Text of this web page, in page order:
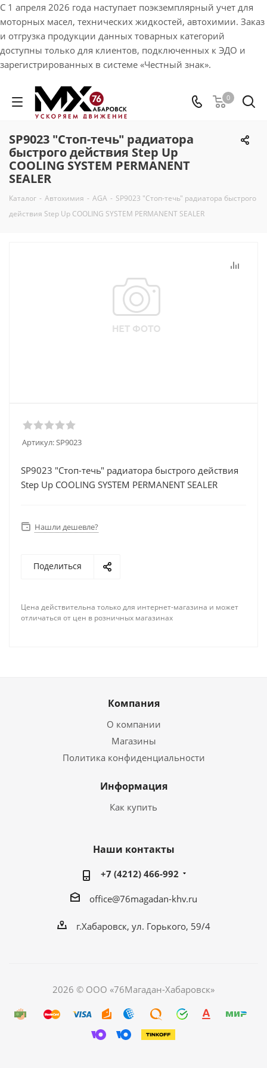
С 1 апреля 2026 года наступает поэкземплярный учет для
моторных масел, технических жидкостей, автохимии. Заказ
и отгрузка продукции данных товарных категорий
доступны только для клиентов, подключенных к ЭДО и
зарегистрированных в системе «Честный знак».
0
SP9023 "Стоп-течь" радиатора
быстрого действия Step Up
COOLING SYSTEM PERMANENT
SEALER
Каталог - Автохимия - AGA - SP9023 "Стоп-течь" радиатора быстрого
действия Step Up COOLING SYSTEM PERMANENT SEALER
Артикул:SP9023
SP9023 "Стоп-течь" радиатора быстрого действия
Step Up COOLING SYSTEM PERMANENT SEALER
Нашли дешевле?
Поделиться
Цена действительна только для интернет-магазина и может
отличаться от цен в розничных магазинах
Компания
О компании
Магазины
Политика конфиденциальности
Информация
Как купить
Наши контакты
+7 (4212) 466-992
office@76magadan-khv.ru
г.Хабаровск, ул. Горького, 59/4
2026 © ООО «76Магадан-Хабаровск»